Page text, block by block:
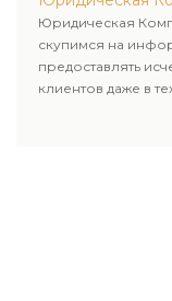
Юридическая
скупимся на
предоставлять
клиентов даже в
пользовались